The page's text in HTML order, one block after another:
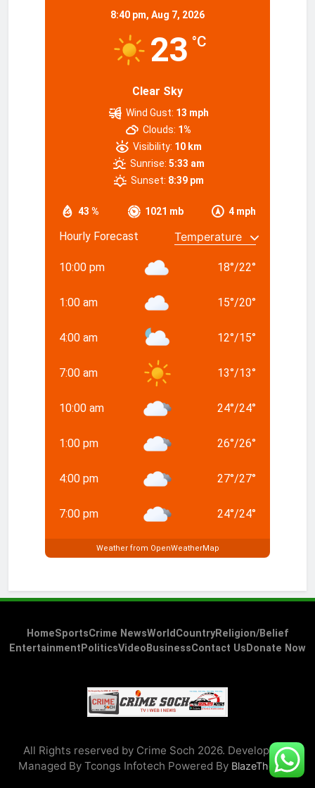
8:40 pm, Aug 7, 2026
23 °C
Clear Sky
43 % 1021 mb 4 mph
Wind Gust: 13 mph
Clouds: 1%
Visibility: 10 km
Sunrise: 5:33 am
Sunset: 8:39 pm
Hourly Forecast
10:00 pm 18°/22°
1:00 am 15°/20°
4:00 am 12°/15°
7:00 am 13°/13°
10:00 am 24°/24°
1:00 pm 26°/26°
4:00 pm 27°/27°
7:00 pm 24°/24°
Weather from OpenWeatherMap
HomeSportsCrime NewsWorldCountryReligion/Belief
EntertainmentPoliticsVideoBusinessContact UsDonate Now
All Rights reserved by Crime Soch 2026. Developed &
Managed By Tcongs Infotech Powered By BlazeThemes.